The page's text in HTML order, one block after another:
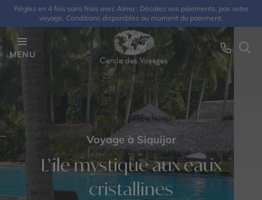
Réglez en 4 fois sans frais avec Alma : Décalez vos paiements, pas votre
voyage. Conditions disponibles au moment du paiement.
MENU
Voyage à Siquijor
L’île mystique aux eaux
cristallines